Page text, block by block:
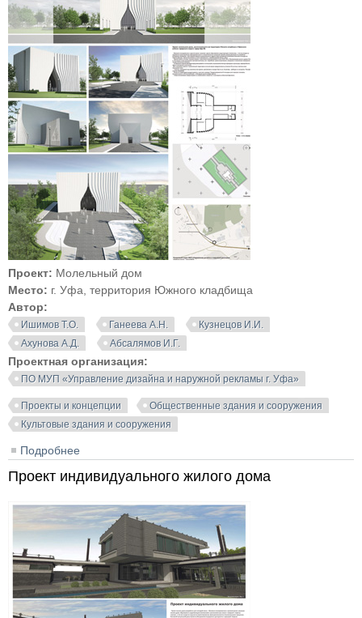
Проект: Молельный дом
Место: г. Уфа, территория Южного кладбища
Автор:
Ишимов Т.О. Ганеева А.Н.
Кузнецов И.И.
Ахунова А.Д.
Абсалямов И.Г.
Проектная организация:
ПО МУП «Управление дизайна и наружной рекламы г. Уфа»
Проекты и концепции
Общественные здания и сооружения
Культовые здания и сооружения
Подробнее
Проект индивидуального жилого дома